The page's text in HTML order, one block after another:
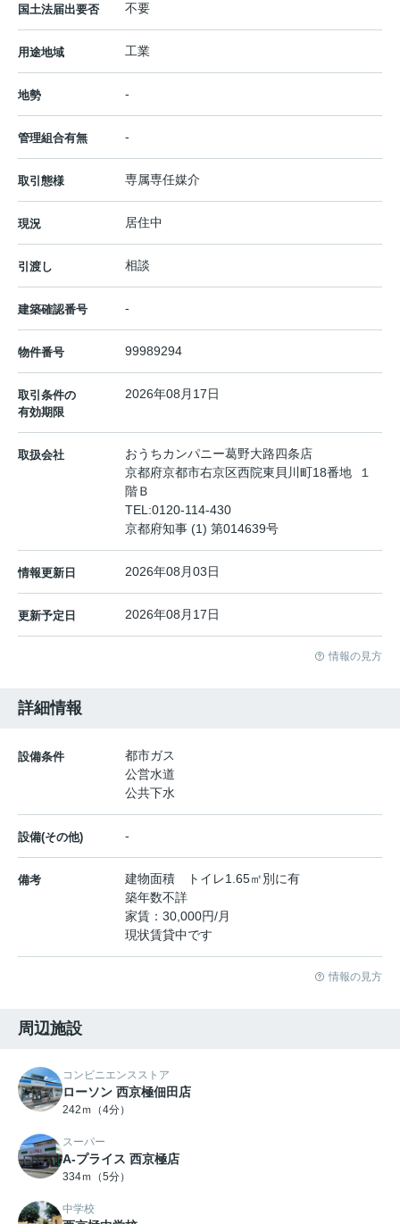
国土法届出要否 不要
用途地域 工業
地勢 -
管理組合有無 -
取引態様 専属専任媒介
現況 居住中
引渡し 相談
建築確認番号 -
物件番号 99989294
取引条件の
有効期限
2026年08月17日
取扱会社
おうちカンパニー葛野大路四条店
京都府京都市右京区西院東貝川町18番地 １
階Ｂ
TEL:0120-114-430
京都府知事 (1) 第014639号
情報更新日 2026年08月03日
更新予定日 2026年08月17日
情報の見方
詳細情報
設備条件
都市ガス
公営水道
公共下水
設備(その他) -
備考
建物面積 トイレ1.65㎡別に有
築年数不詳
家賃：30,000円/月
現状賃貸中です
情報の見方
周辺施設
コンビニエンスストア
ローソン 西京極佃田店
242ｍ（4分）
スーパー
A-プライス 西京極店
334ｍ（5分）
中学校